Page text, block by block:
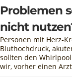
Problemen
nicht
Personen mit Herz-
Bluthochdruck,
sollten den
wir, vorher einen